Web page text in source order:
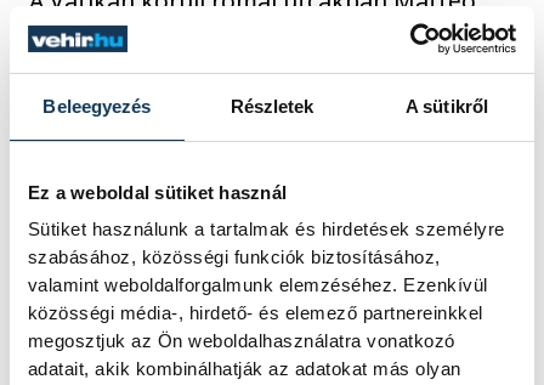
Beleegyezés Részletek A sütikről
Ez a weboldal sütiket használ
Sütiket használunk a tartalmak és hirdetések személyre
szabásához, közösségi funkciók biztosításához,
valamint weboldalforgalmunk elemzéséhez. Ezenkívül
közösségi média-, hirdető- és elemező partnereinkkel
megosztjuk az Ön weboldalhasználatra vonatkozó
adatait, akik kombinálhatják az adatokat más olyan
Maria Zuppi bíboros, az olasz püspöki kar
elnöke újságíróknak úgy nyilatkozott, hogy
"minden a lehető legjobban halad előre".
A szíriai apostoli nuncius, Mario Zenari
bíboros azt hangoztatta, hogy "türelmesen
várni kell, és majd minden kiderül".
Hozzátette, hogy rövid konklávét vár, és
már lefoglalta a visszaútra a repülőjegyét.